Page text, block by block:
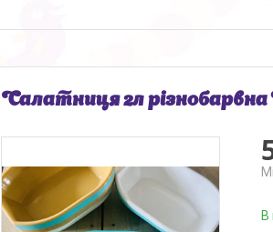
Салатниця 2л різнобарвна
В